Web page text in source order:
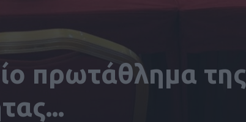
πρωτάθλημα της